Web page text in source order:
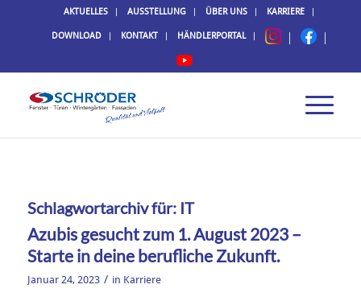
AKTUELLES AUSSTELLUNG ÜBER UNS KARRIERE
DOWNLOAD KONTAKT HÄNDLERPORTAL
Schlagwortarchiv für: IT
Azubis gesucht zum 1. August 2023 –
Starte in deine berufliche Zukunft.
Januar 24, 2023 / in Karriere